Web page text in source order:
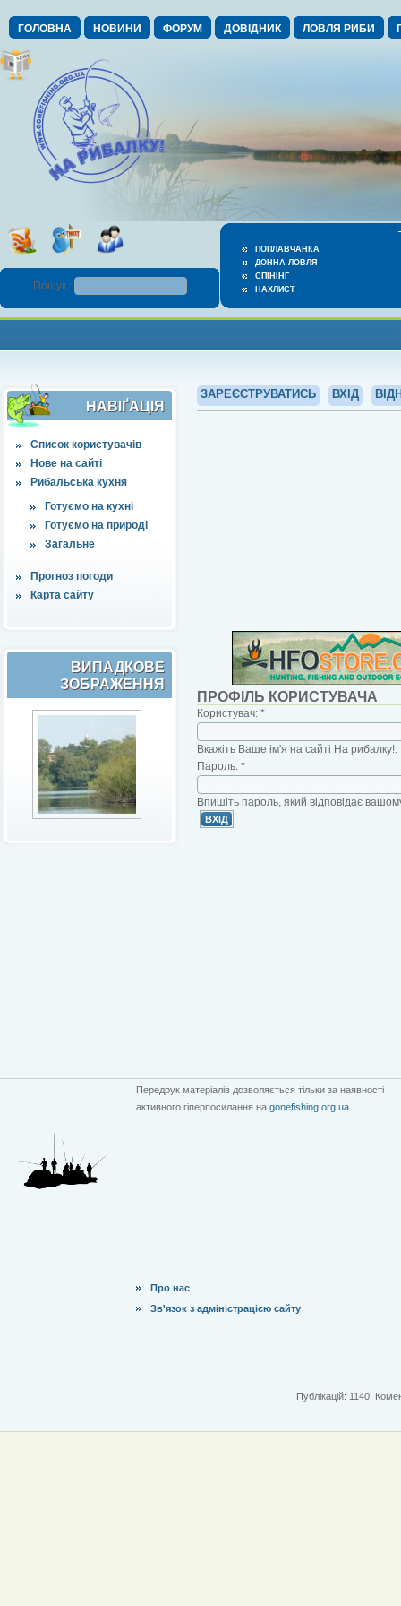
ГОЛОВНА НОВИНИ ФОРУМ ДОВІДНИК ЛОВЛЯ РИБИ
ПОПЛАВЧАНКА
ДОННА ЛОВЛЯ
СПІНІНГ
НАХЛИСТ
Пошук :
НАВІҐАЦІЯ
Список користувачів
Нове на сайті
Рибальська кухня
Готуємо на кухні
Готуємо на природі
Загальне
Прогноз погоди
Карта сайту
ВИПАДКОВЕ
ЗОБРАЖЕННЯ
ЗАРЕЄСТРУВАТИСЬ ВХІД
ПРОФІЛЬ КОРИСТУВАЧА
Користувач: *
Вкажіть Ваше ім'я на сайті На рибалку!.
Пароль: *
Впишіть пароль, який відповідає
Передрук матеріалів дозволяється тільки за наявності
активного гіперпосилання на gonefishing.org.ua
Про нас
Зв'язок з адміністрацією сайту
Публікацій: 1140.